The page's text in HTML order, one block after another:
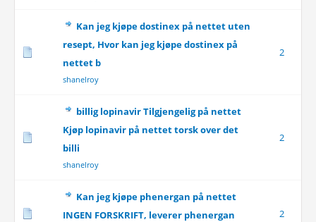
Kan jeg kjøpe dostinex på nettet uten
resept, Hvor kan jeg kjøpe dostinex på
nettet b
shanelroy
2
billig lopinavir Tilgjengelig på nettet
Kjøp lopinavir på nettet torsk over det
billi
shanelroy
2
Kan jeg kjøpe phenergan på nettet
INGEN FORSKRIFT, leverer phenergan
2